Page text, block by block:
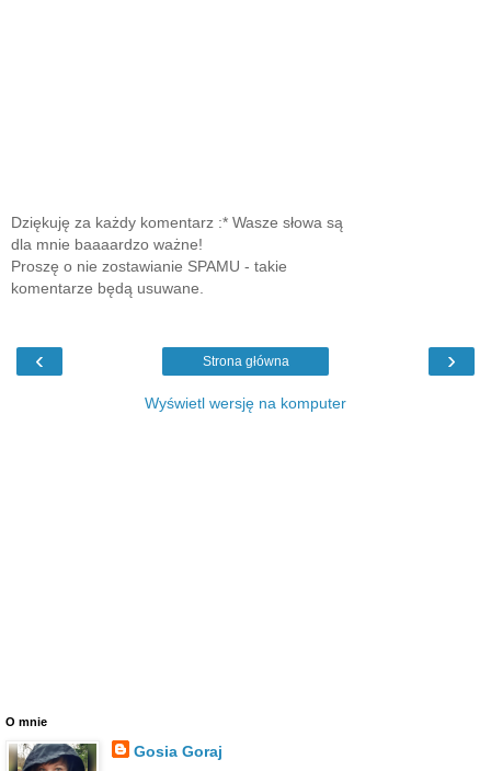
Dziękuję za każdy komentarz :* Wasze słowa są
dla mnie baaaardzo ważne!
Proszę o nie zostawianie SPAMU - takie
komentarze będą usuwane.
‹ ›
Strona główna
Wyświetl wersję na komputer
O mnie
Gosia Goraj